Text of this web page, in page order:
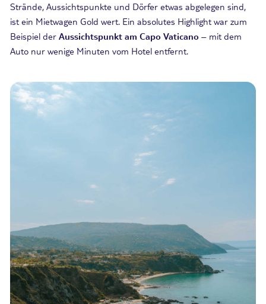
Strände, Aussichtspunkte und Dörfer etwas abgelegen sind,
ist ein Mietwagen Gold wert. Ein absolutes Highlight war zum
Beispiel der Aussichtspunkt am Capo Vaticano – mit dem
Auto nur wenige Minuten vom Hotel entfernt.